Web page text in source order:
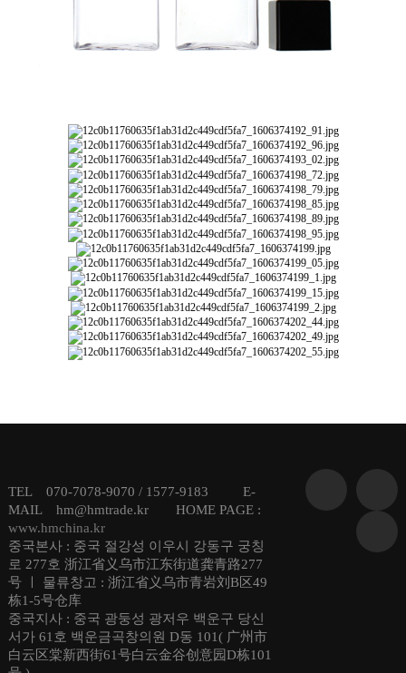
TEL 070-7078-9070 / 1577-9183 E-
MAIL hm@hmtrade.kr HOME PAGE :
www.hmchina.kr
중국본사 : 중국 절강성 이우시 강동구 궁칭
로 277호 浙江省义乌市江东街道龚青路277
号 ㅣ 물류창고 : 浙江省义乌市青岩刘B区49
栋1-5号仓库
중국지사 : 중국 광둥성 광저우 백운구 당신
서가 61호 백운금곡창의원 D동 101( 广州市
白云区棠新西街61号白云金谷创意园D栋101